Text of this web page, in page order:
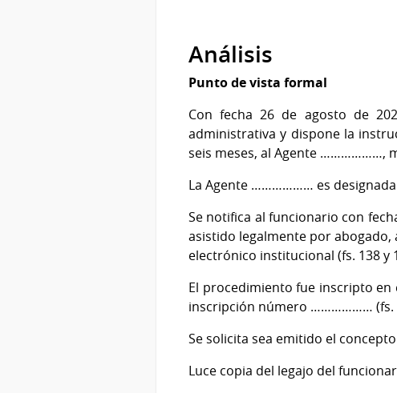
Análisis
Punto de vista formal
Con fecha 26 de agosto de
administrativa y dispone la
seis meses, al Agente ………………,
La Agente ……………… es
Se notifica al funcionario con
asistido legalmente por
electrónico institucional (fs. 138 y
El procedimiento fue inscripto en
inscripción número ……………… (fs.
Se solicita sea emitido el
Luce copia del legajo del